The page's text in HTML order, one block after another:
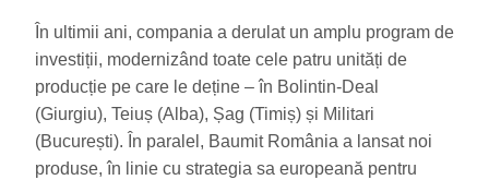
În ultimii ani, compania a derulat un amplu program de
investiții, modernizând toate cele patru unități de
producție pe care le deține – în Bolintin-Deal
(Giurgiu), Teiuș (Alba), Șag (Timiș) și Militari
(București). În paralel, Baumit România a lansat noi
produse, în linie cu strategia sa europeană pentru